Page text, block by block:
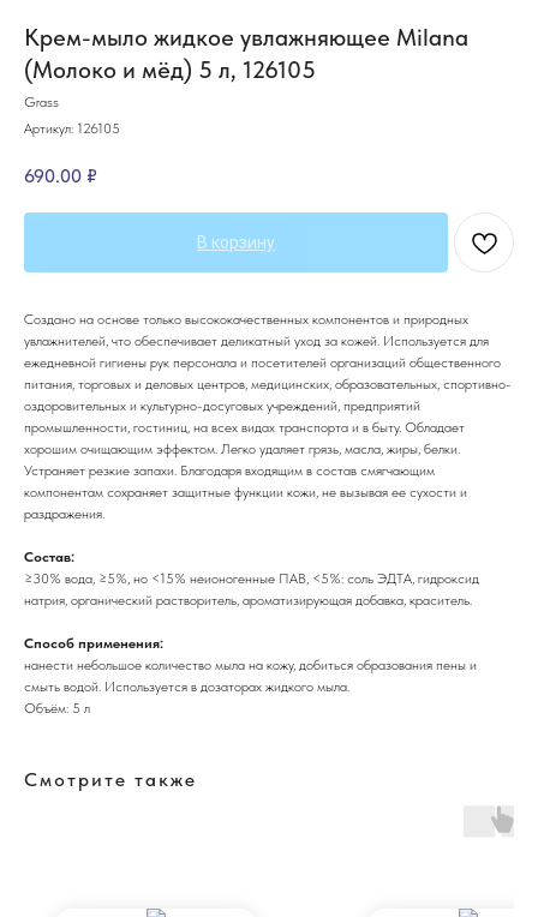
Крем-мыло жидкое увлажняющее Milana
(Молоко и мёд) 5 л, 126105
Grass
Артикул: 126105
690.00 ₽
В корзину
Создано на основе только высококачественных компонентов и природных
увлажнителей, что обеспечивает деликатный уход за кожей. Используется для
ежедневной гигиены рук персонала и посетителей организаций общественного
питания, торговых и деловых центров, медицинских, образовательных, спортивно-
оздоровительных и культурно-досуговых учреждений, предприятий
промышленности, гостиниц, на всех видах транспорта и в быту. Обладает
хорошим очищающим эффектом. Легко удаляет грязь, масла, жиры, белки.
Устраняет резкие запахи. Благодаря входящим в состав смягчающим
компонентам сохраняет защитные функции кожи, не вызывая ее сухости и
раздражения.
Состав:
≥30% вода, ≥5%, но <15% неионогенные ПАВ, <5%: соль ЭДТА, гидроксид
натрия, органический растворитель, ароматизирующая добавка, краситель.
Способ применения:
нанести небольшое количество мыла на кожу, добиться образования пены и
смыть водой. Используется в дозаторах жидкого мыла.
Объём: 5 л
Смотрите также